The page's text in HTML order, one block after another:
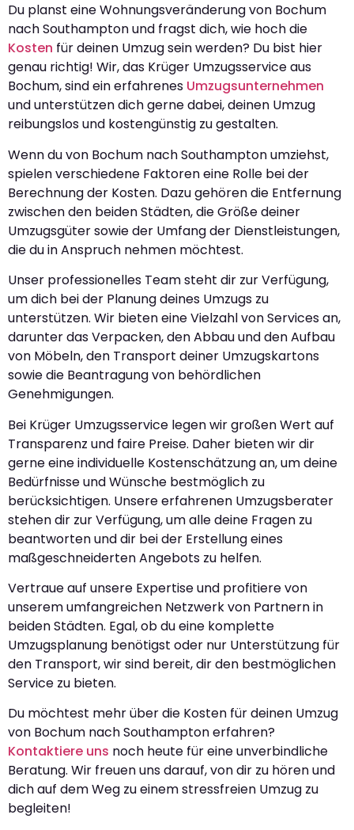
Du planst eine Wohnungsveränderung von Bochum
nach Southampton und fragst dich, wie hoch die
Kosten für deinen Umzug sein werden? Du bist hier
genau richtig! Wir, das Krüger Umzugsservice aus
Bochum, sind ein erfahrenes Umzugsunternehmen
und unterstützen dich gerne dabei, deinen Umzug
reibungslos und kostengünstig zu gestalten.
Wenn du von Bochum nach Southampton umziehst,
spielen verschiedene Faktoren eine Rolle bei der
Berechnung der Kosten. Dazu gehören die Entfernung
zwischen den beiden Städten, die Größe deiner
Umzugsgüter sowie der Umfang der Dienstleistungen,
die du in Anspruch nehmen möchtest.
Unser professionelles Team steht dir zur Verfügung,
um dich bei der Planung deines Umzugs zu
unterstützen. Wir bieten eine Vielzahl von Services an,
darunter das Verpacken, den Abbau und den Aufbau
von Möbeln, den Transport deiner Umzugskartons
sowie die Beantragung von behördlichen
Genehmigungen.
Bei Krüger Umzugsservice legen wir großen Wert auf
Transparenz und faire Preise. Daher bieten wir dir
gerne eine individuelle Kostenschätzung an, um deine
Bedürfnisse und Wünsche bestmöglich zu
berücksichtigen. Unsere erfahrenen Umzugsberater
stehen dir zur Verfügung, um alle deine Fragen zu
beantworten und dir bei der Erstellung eines
maßgeschneiderten Angebots zu helfen.
Vertraue auf unsere Expertise und profitiere von
unserem umfangreichen Netzwerk von Partnern in
beiden Städten. Egal, ob du eine komplette
Umzugsplanung benötigst oder nur Unterstützung für
den Transport, wir sind bereit, dir den bestmöglichen
Service zu bieten.
Du möchtest mehr über die Kosten für deinen Umzug
von Bochum nach Southampton erfahren?
Kontaktiere uns noch heute für eine unverbindliche
Beratung. Wir freuen uns darauf, von dir zu hören und
dich auf dem Weg zu einem stressfreien Umzug zu
begleiten!